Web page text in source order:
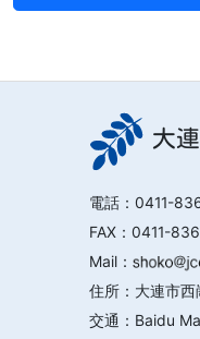
大
電話： 0411-
FAX：0411-
Mail：
住所：大連市西
交通： Baidu